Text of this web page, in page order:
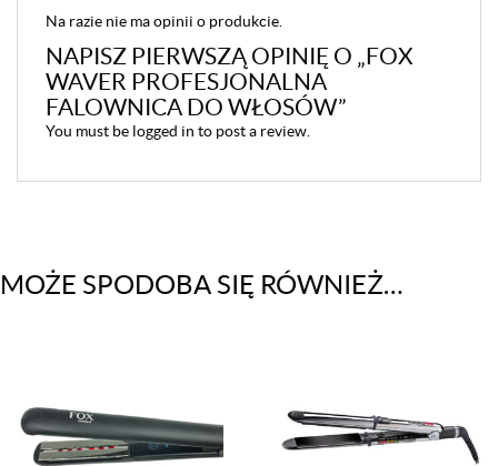
Na razie nie ma opinii o produkcie.
NAPISZ PIERWSZĄ OPINIĘ O „FOX
WAVER PROFESJONALNA
FALOWNICA DO WŁOSÓW”
You must be logged in to post a review.
MOŻE SPODOBA SIĘ RÓWNIEŻ…